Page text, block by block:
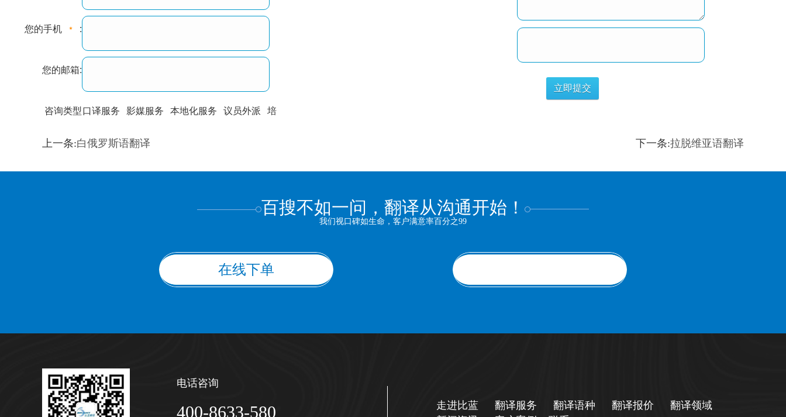
您的手机 :
您的邮箱:
咨询类型口译服务 影媒服务 本地化服务 议员外派 培
训翻译 标准级
上一条:白俄罗斯语翻译 下一条:拉脱维亚语翻译
百搜不如一问，翻译从沟通开始！
我们视口碑如生命，客户满意率百分之99
在线下单
电话咨询
400-8633-580 走进比蓝 翻译服务 翻译语种 翻译报价
翻译领域